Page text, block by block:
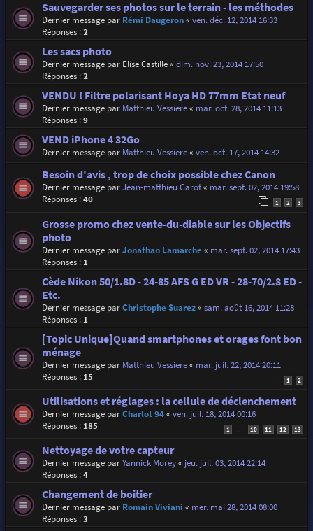
Sauvegarder ses photos sur le terrain - les méthodes
Dernier message par Rémi Daugeron« ven. déc. 12, 2014 16:33
Réponses :2
Les sacs photo
Dernier message par Elise Castille« dim. nov. 23, 2014 17:50
Réponses :2
VENDU ! Filtre polarisant Hoya HD 77mm Etat neuf
Dernier message par Matthieu Vessiere« mar. oct. 28, 2014 11:13
Réponses :9
VEND iPhone 4 32Go
Dernier message par Matthieu Vessiere« ven. oct. 17, 2014 14:32
Besoin d'avis , trop de choix possible chez Canon
Dernier message parJean-matthieu Garot« mar. sept. 02, 2014 19:58
Réponses :40 1 2 3
Grosse promo chez vente-du-diable sur les Objectifs
photo
Dernier message parJonathan Lamarche« mar. sept. 02, 2014 17:43
Réponses : 1
Cède Nikon 50/1.8D - 24-85 AFS G ED VR - 28-70/2.8 ED -
Etc.
Dernier message parChristophe Suarez« sam. août 16, 2014 11:28
Réponses : 1
[Topic Unique]Quand smartphones et orages font bon
ménage
Dernier message par Matthieu Vessiere« mar. juil. 22, 2014 20:11
Réponses : 15 1 2
Utilisations et réglages : la cellule de déclenchement
Dernier message parCharlot 94« ven. juil. 18, 2014 00:16
Réponses : 185 1 … 10 11 12 13
Nettoyage de votre capteur
Dernier message parYannick Morey« jeu. juil. 03, 2014 22:14
Réponses :4
Changement de boitier
Dernier message par Romain Viviani « mer. mai 28, 2014 08:00
Réponses :3